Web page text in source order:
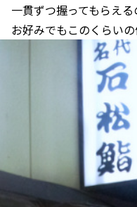
一貫ずつ握ってもらえる
お好みでもこのくらいの